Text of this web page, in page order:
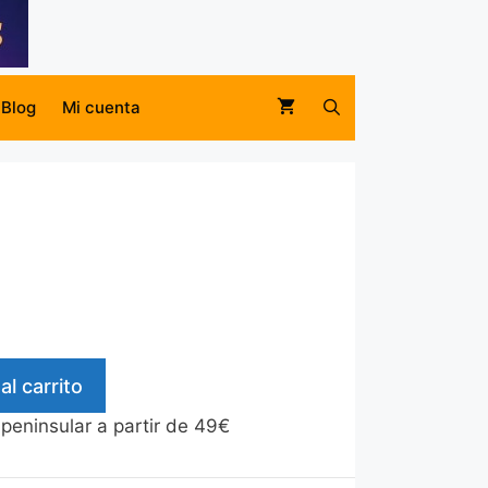
Blog Mi cuenta
carrito
a partir de 49€